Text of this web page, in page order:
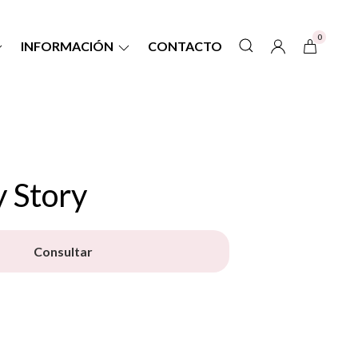
INFORMACIÓN CONTACTO
0
Story
Consultar